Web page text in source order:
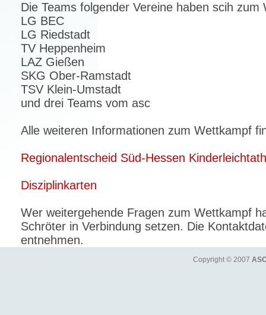
Die Teams folgender Vereine haben scih
LG BEC
LG Riedstadt
TV Heppenheim
LAZ Gießen
SKG Ober-Ramstadt
TSV Klein-Umstadt
und drei Teams vom asc
Alle weiteren Informationen zum Wettkampf
Regionalentscheid Süd-Hessen
Disziplinkarten
Wer weitergehende Fragen zum Wettkampf
Schröter in Verbindung setzen. Die
entnehmen.
Copyright © 2007